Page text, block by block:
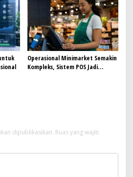
Operasional Minimarket Semakin
Kompleks, Sistem POS Jadi
dipublikasikan. Ruas yang wajib